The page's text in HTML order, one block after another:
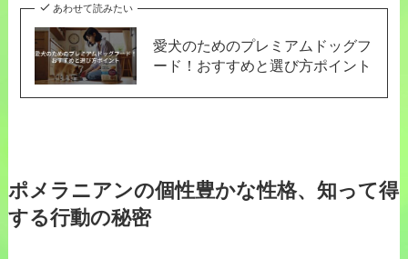
あわせて読みたい
愛犬のためのプレミアムドッグフ
ード！おすすめと選び方ポイント
ポメラニアンの個性豊かな性格、知って得
する行動の秘密